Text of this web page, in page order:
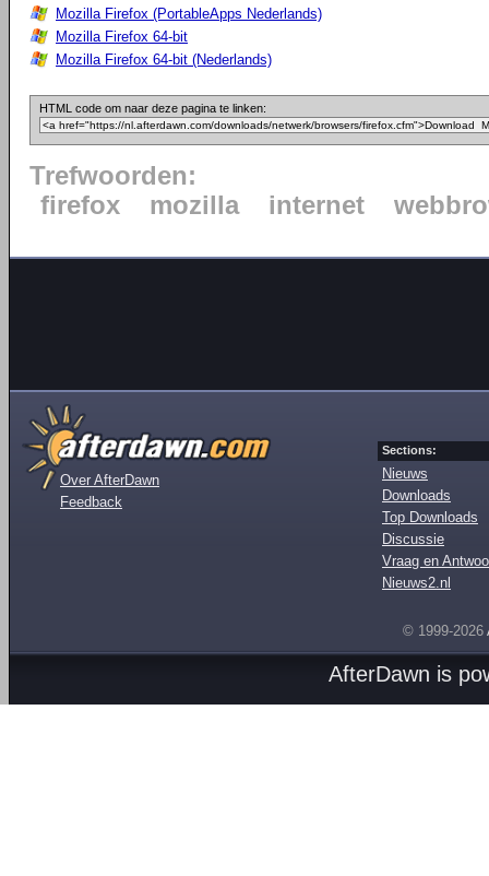
Mozilla Firefox (PortableApps Nederlands)
Mozilla Firefox 64-bit
Mozilla Firefox 64-bit (Nederlands)
HTML code om naar deze pagina te linken:
Trefwoorden:
firefox
mozilla internet
Over AfterDawn
Feedback
Sections:
Nieuws
Downloads
Top Downloads
Discussie
Vraag en
Nieuws2.nl
© 1999-2026
AfterDawn is